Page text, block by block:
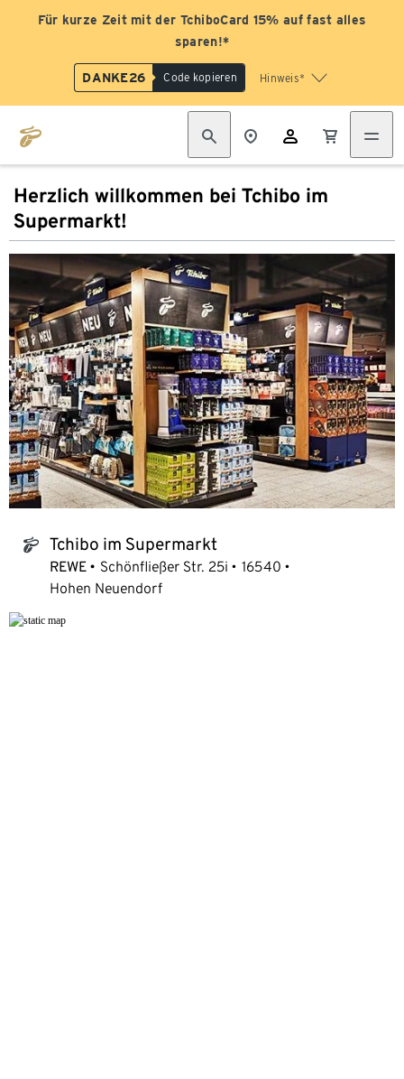
Für kurze Zeit mit der TchiboCard 15% auf fast alles
sparen!*
DANKE26 Code kopieren Hinweis*
Herzlich willkommen bei Tchibo im
Supermarkt!
tchibo_logo Tchibo im Supermarkt
REWE Schönfließer Str. 25i
16540
Hohen Neuendorf